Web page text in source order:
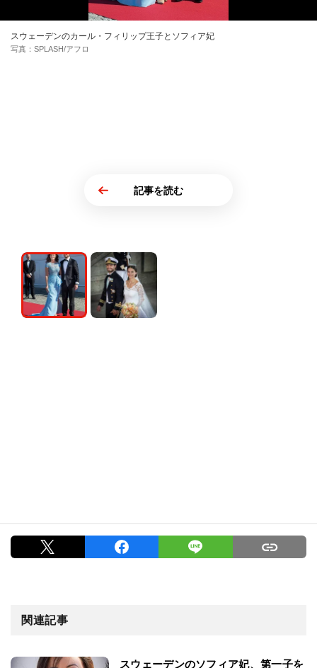
スウェーデンのカール・フィリップ王子とソフィア妃
写真：SPLASH/アフロ
記事を読む
関連記事
スウェーデンのソフィア妃、第一子を